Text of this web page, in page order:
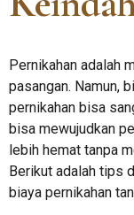
Pernikahan adalah
pasangan. Namun,
pernikahan bisa
bisa mewujudkan
lebih hemat tanpa
Berikut adalah tips
biaya pernikahan